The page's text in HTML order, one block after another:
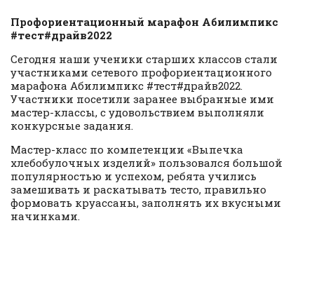
Профориентационный марафон Абилимпикс
#тест#драйв2022
Сегодня наши ученики старших классов стали
участниками сетевого профориентационного
марафона Абилимпикс #тест#драйв2022.
Участники посетили заранее выбранные ими
мастер-классы, с удовольствием выполняли
конкурсные задания.
Мастер-класс по компетенции «Выпечка
хлебобулочных изделий» пользовался большой
популярностью и успехом, ребята учились
замешивать и раскатывать тесто, правильно
формовать круассаны, заполнять их вкусными
начинками.